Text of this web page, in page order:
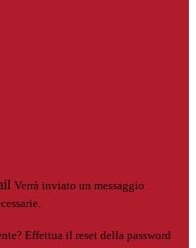
Verrà inviato un messaggio
Effettua il reset della password